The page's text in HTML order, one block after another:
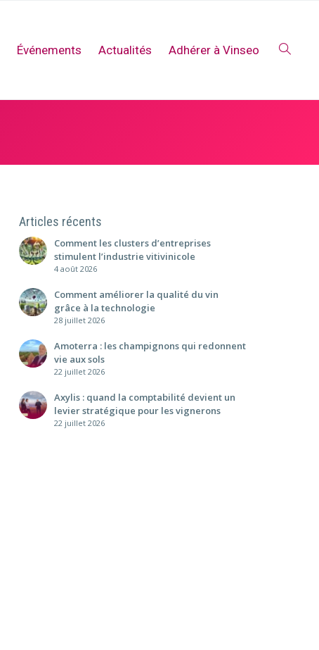
Événements Actualités Adhérer à Vinseo
Articles récents
Comment les clusters d’entreprises
stimulent l’industrie vitivinicole
4 août 2026
Comment améliorer la qualité du vin
grâce à la technologie
28 juillet 2026
Amoterra : les champignons qui redonnent
vie aux sols
22 juillet 2026
Axylis : quand la comptabilité devient un
levier stratégique pour les vignerons
22 juillet 2026